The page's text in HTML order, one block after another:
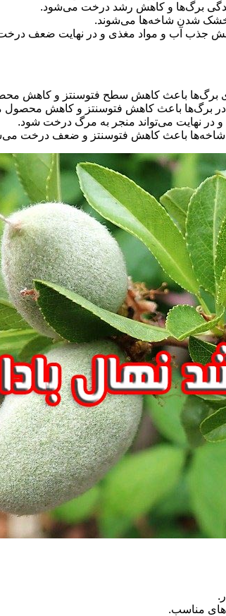
برگ‌ها و کاهش رشد درخت می‌شود.
خشک شدن شاخه‌ها می‌شوند.
جذب آب و مواد مغذی و در نهایت ضعف
روی برگ‌ها باعث کاهش سطح فتوسنتز و کاهش
در برگ‌ها باعث کاهش فتوسنتز و کاهش
نهایت می‌تواند منجر به مرگ درخت شود.
و شاخه‌ها باعث کاهش فتوسنتز و ضعف درخت
مناسب.